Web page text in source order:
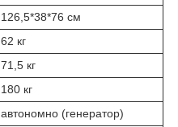
126,5*38*76 см
62 кг
71,5 кг
180 кг
автономно (генератор)